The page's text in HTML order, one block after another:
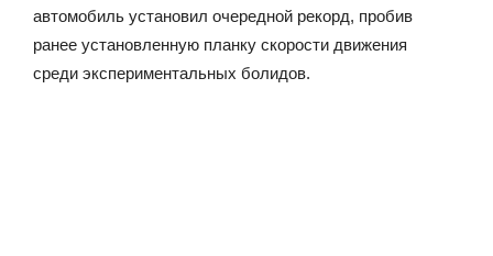
автомобиль установил очередной рекорд, пробив
ранее установленную планку скорости движения
среди экспериментальных болидов.